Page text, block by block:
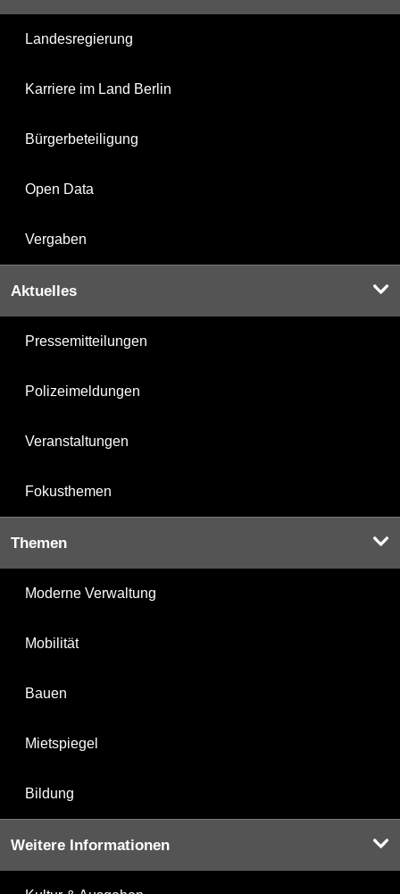
Landesregierung
Karriere im Land Berlin
Bürgerbeteiligung
Open Data
Vergaben
Aktuelles
Pressemitteilungen
Polizeimeldungen
Veranstaltungen
Fokusthemen
Themen
Moderne Verwaltung
Mobilität
Bauen
Mietspiegel
Bildung
Weitere Informationen